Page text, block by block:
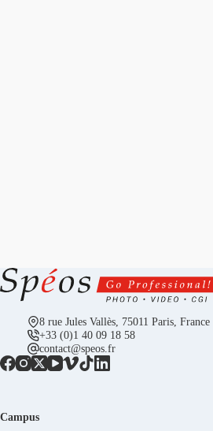
8 rue Jules Vallès, 75011 Paris, France
+33 (0)1 40 09 18 58
contact@speos.fr
Campus